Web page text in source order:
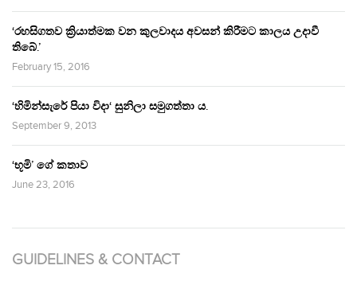
‘රහසිගතව ක්‍රියාත්මක වන කුලවාදය අවසන් කිරීමට කාලය උදාවී
තිබේ.’
February 15, 2016
‘හිමින්සැරේ පියා විදා‘ සුනිලා සමුගත්තා ය.
September 9, 2013
‘භූමි’ ගේ කතාව
June 23, 2016
GUIDELINES & CONTACT